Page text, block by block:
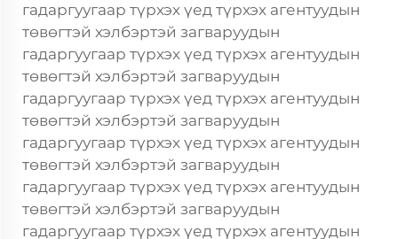
гадаргуугаар түрхэх үед түрхэх агентуудын
төвөгтэй хэлбэртэй загваруудын
гадаргуугаар түрхэх үед түрхэх агентуудын
төвөгтэй хэлбэртэй загваруудын
гадаргуугаар түрхэх үед түрхэх агентуудын
төвөгтэй хэлбэртэй загваруудын
гадаргуугаар түрхэх үед түрхэх агентуудын
төвөгтэй хэлбэртэй загваруудын
гадаргуугаар түрхэх үед түрхэх агентуудын
төвөгтэй хэлбэртэй загваруудын
гадаргуугаар түрхэх үед түрхэх агентуудын